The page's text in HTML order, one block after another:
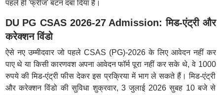
पहले ही 'फ्रीज' बटन दबा दिया है।
DU PG CSAS 2026-27 Admission: मिड-एंट्री और
करेक्शन विंडो
ऐसे नए उम्मीदवार जो पहले CSAS (PG)-2026 के लिए आवेदन नहीं कर
पाए थे या किसी कारणवश अपना आवेदन फॉर्म पूरा नहीं कर सके थे, वे 1000
रुपये की मिड-एंट्री फीस देकर इस प्रक्रिया में भाग ले सकते हैं। मिड-एंट्री
और करेक्शन विंडो की सुविधा शुक्रवार, 3 जुलाई 2026 सुबह 10 बजे से